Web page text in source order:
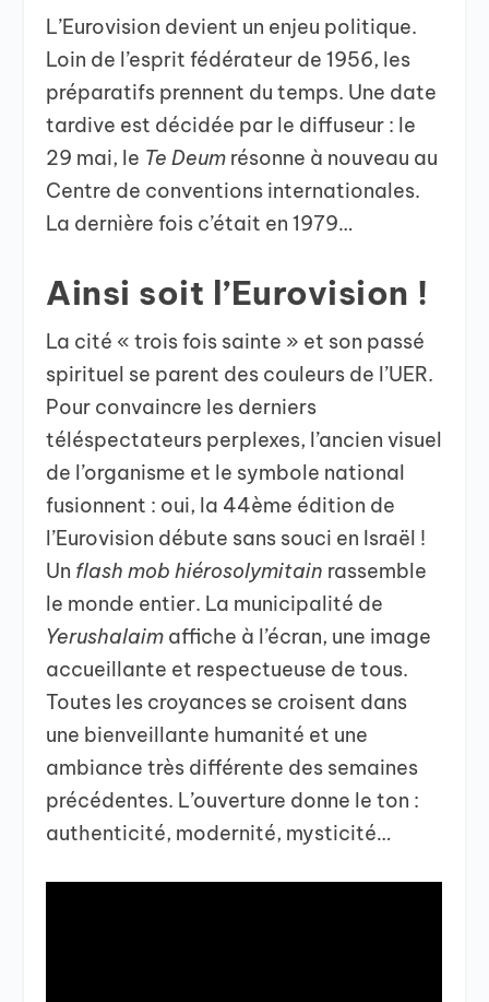
L’Eurovision devient un enjeu politique.
Loin de l’esprit fédérateur de 1956, les
préparatifs prennent du temps. Une date
tardive est décidée par le diffuseur : le
29 mai, le Te Deum résonne à nouveau au
Centre de conventions internationales.
La dernière fois c’était en 1979…
Ainsi soit l’Eurovision !
La cité « trois fois sainte » et son passé
spirituel se parent des couleurs de l’UER.
Pour convaincre les derniers
téléspectateurs perplexes, l’ancien visuel
de l’organisme et le symbole national
fusionnent : oui, la 44ème édition de
l’Eurovision débute sans souci en Israël !
Un flash mob hiérosolymitain rassemble
le monde entier. La municipalité de
Yerushalaim affiche à l’écran, une image
accueillante et respectueuse de tous.
Toutes les croyances se croisent dans
une bienveillante humanité et une
ambiance très différente des semaines
précédentes. L’ouverture donne le ton :
authenticité, modernité, mysticité…